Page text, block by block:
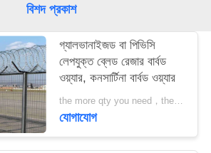
বিশদ প্রকাশ
গ্যালভানাইজড বা পিভিসি
লেপযুক্ত ব্লেড রেজার বার্বড
ওয়্যার, কনসার্টিনা বার্বড ওয়্যার
the more qty you need，the cheaper price is MOQ:200 রোলস
যোগাযোগ